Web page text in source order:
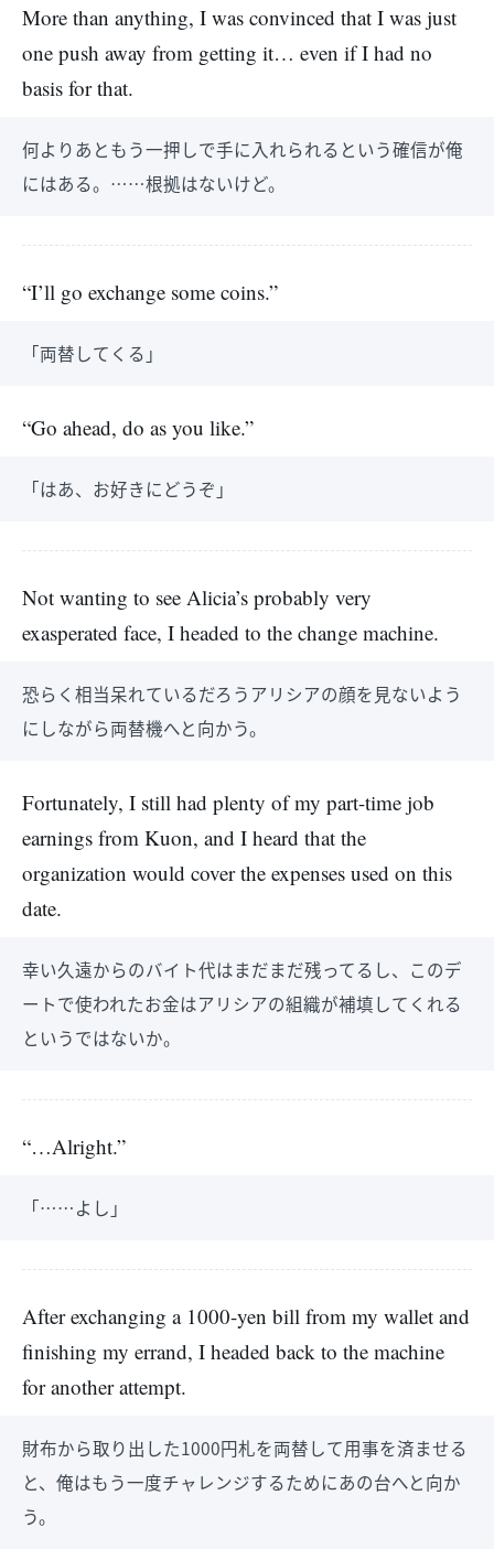
More than anything, I was convinced that I was just
one push away from getting it… even if I had no
basis for that.
何よりあともう一押しで手に入れられるという確信が俺
にはある。……根拠はないけど。
“I’ll go exchange some coins.”
「両替してくる」
“Go ahead, do as you like.”
「はあ、お好きにどうぞ」
Not wanting to see Alicia’s probably very
exasperated face, I headed to the change machine.
恐らく相当呆れているだろうアリシアの顔を見ないよう
にしながら両替機へと向かう。
Fortunately, I still had plenty of my part-time job
earnings from Kuon, and I heard that the
organization would cover the expenses used on this
date.
幸い久遠からのバイト代はまだまだ残ってるし、このデ
ートで使われたお金はアリシアの組織が補填してくれる
というではないか。
“…Alright.”
「……よし」
After exchanging a 1000-yen bill from my wallet and
finishing my errand, I headed back to the machine
for another attempt.
財布から取り出した1000円札を両替して用事を済ませる
と、俺はもう一度チャレンジするためにあの台へと向か
う。